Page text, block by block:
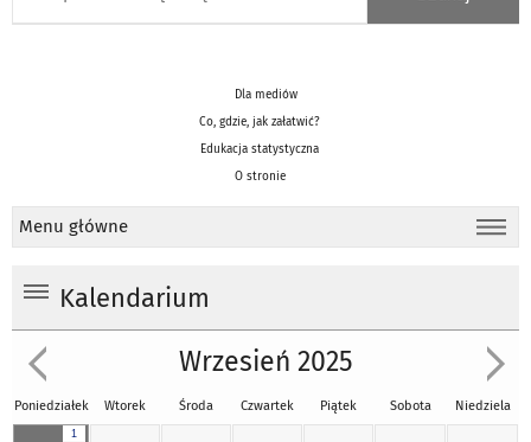
Dla mediów
Co, gdzie, jak załatwić?
Edukacja statystyczna
O stronie
Menu główne
Kalendarium
Wrzesień 2025
Poniedziałek Wtorek Środa Czwartek Piątek Sobota Niedziela
1